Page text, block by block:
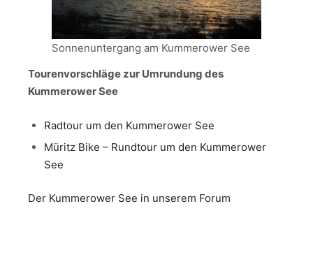
Sonnenuntergang am Kummerower See
Tourenvorschläge zur Umrundung des
Kummerower See
Radtour um den Kummerower See
Müritz Bike – Rundtour um den Kummerower
See
Der Kummerower See in unserem Forum